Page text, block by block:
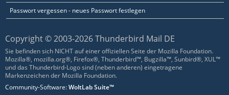
Passwort vergessen - neues Passwort festlegen
Copyright © 2003-2026 Thunderbird Mail DE
Sie befinden sich NICHT auf einer offiziellen Seite der Mozilla Foundation.
Mozilla®, mozilla.org®, Firefox®, Thunderbird™, Bugzilla™, Sunbird®, XUL™
und das Thunderbird-Logo sind (neben anderen) eingetragene
Markenzeichen der Mozilla Foundation.
Community-Software:WoltLab Suite™